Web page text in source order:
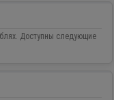
Доступны следующие